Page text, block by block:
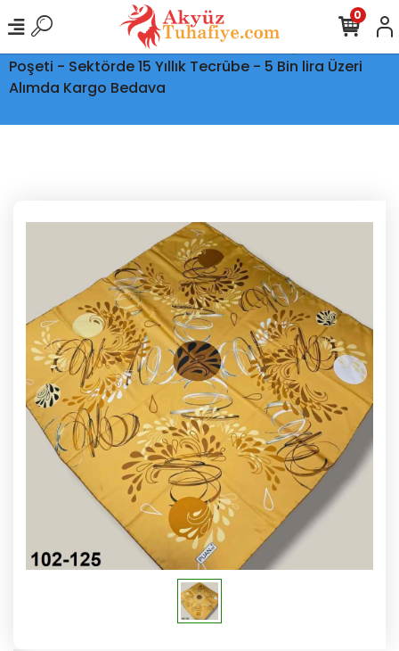
Ptt Kargo İle Tüm Türkiye'ye Teslimat - Şeffaf Kargo
Poşeti - Sektörde 15 Yıllık Tecrübe - 5 Bin lira Üzeri
Alımda Kargo Bedava
0